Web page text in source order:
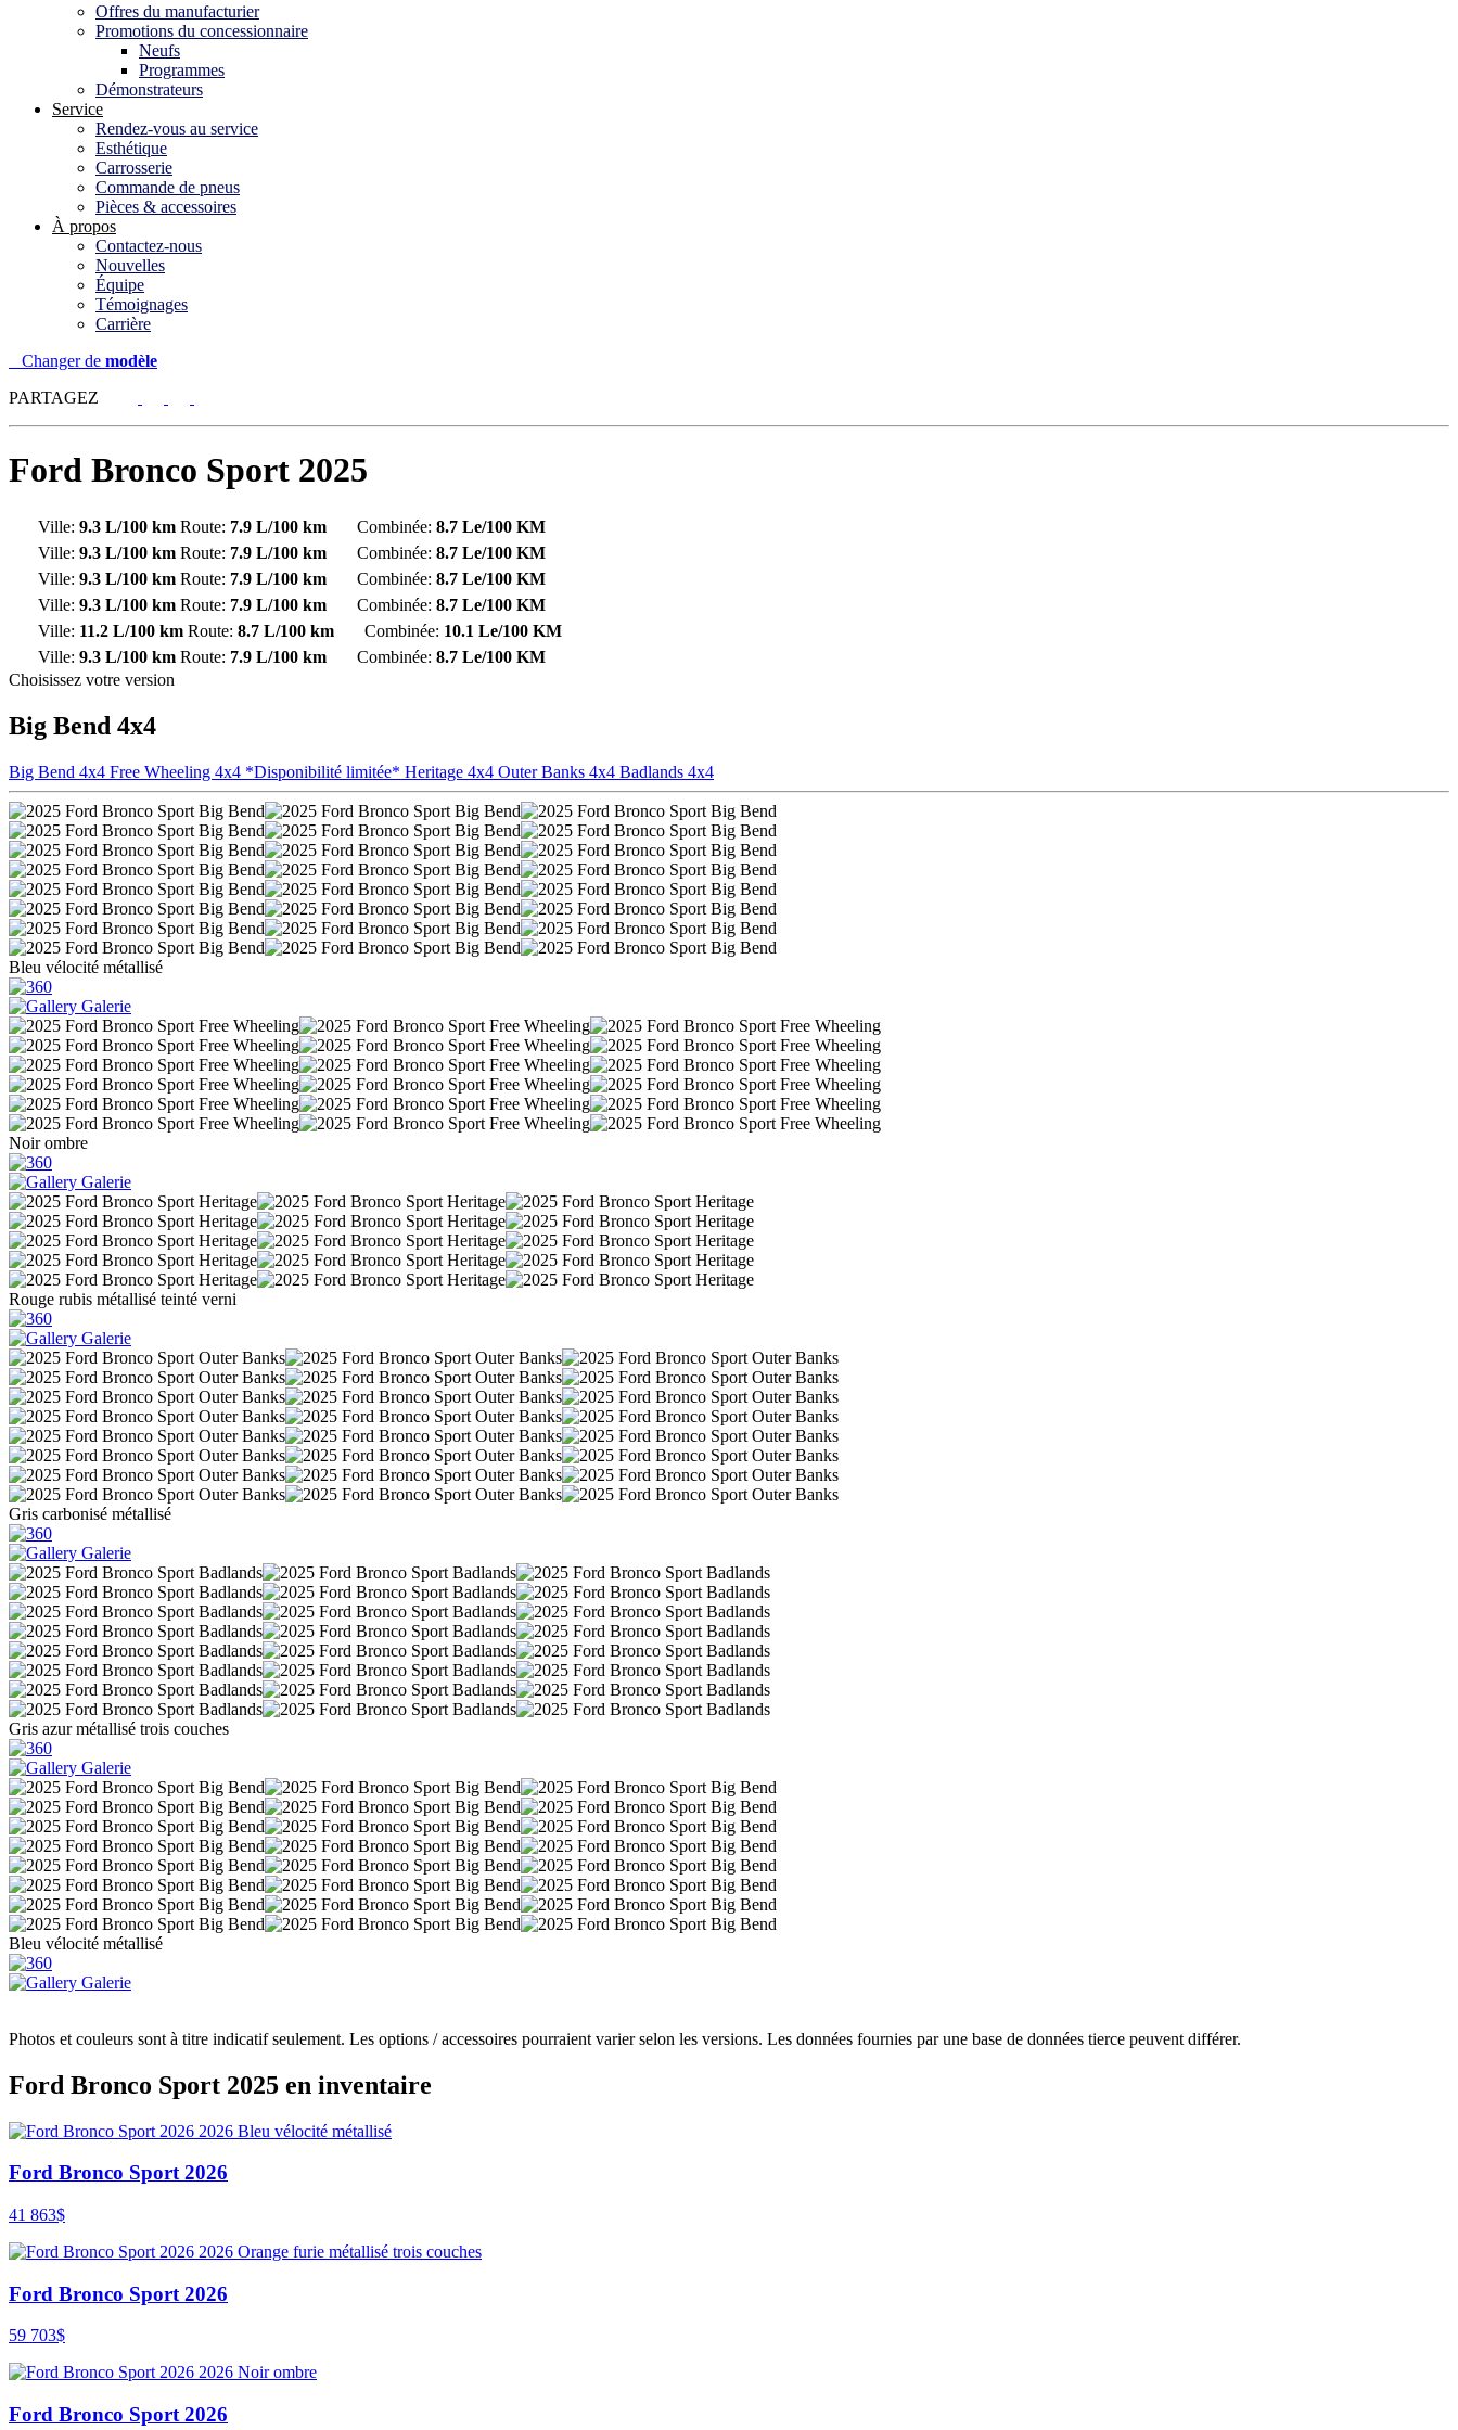
Offres du manufacturier
Promotions du concessionnaire
Neufs
Programmes
Démonstrateurs
Service
Rendez-vous au service
Esthétique
Carrosserie
Commande de pneus
Pièces & accessoires
À propos
Contactez-nous
Nouvelles
Équipe
Témoignages
Carrière
Changer de modèle
PARTAGEZ
Ford Bronco Sport 2025
Ville: 9.3 L/100 km Route: 7.9 L/100 km Combinée: 8.7 Le/100 KM
Ville: 9.3 L/100 km Route: 7.9 L/100 km Combinée: 8.7 Le/100 KM
Ville: 9.3 L/100 km Route: 7.9 L/100 km Combinée: 8.7 Le/100 KM
Ville: 9.3 L/100 km Route: 7.9 L/100 km Combinée: 8.7 Le/100 KM
Ville: 11.2 L/100 km Route: 8.7 L/100 km Combinée: 10.1 Le/100 KM
Ville: 9.3 L/100 km Route: 7.9 L/100 km Combinée: 8.7 Le/100 KM
Choisissez votre version
Big Bend 4x4
Big Bend 4x4 Free Wheeling 4x4 *Disponibilité limitée* Heritage 4x4 Outer Banks 4x4 Badlands 4x4
Bleu vélocité métallisé
Galerie
Noir ombre
Galerie
Rouge rubis métallisé teinté verni
Galerie
Gris carbonisé métallisé
Galerie
Gris azur métallisé trois couches
Galerie
Bleu vélocité métallisé
Galerie
Photos et couleurs sont à titre indicatif seulement. Les options / accessoires pourraient varier selon les versions. Les données fournies par une base de données tierce peuvent différer.
Ford Bronco Sport 2025 en inventaire
Ford Bronco Sport 2026
41 863$
Ford Bronco Sport 2026
59 703$
Ford Bronco Sport 2026